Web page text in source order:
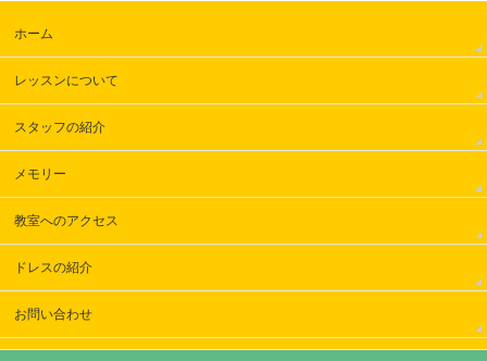
ホーム
レッスンについて
スタッフの紹介
メモリー
教室へのアクセス
ドレスの紹介
お問い合わせ